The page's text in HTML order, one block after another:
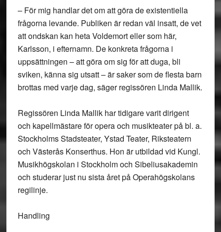
– För mig handlar det om att göra de existentiella
frågorna levande. Publiken är redan väl insatt, de vet
att ondskan kan heta Voldemort eller som här,
Karlsson, i efternamn. De konkreta frågorna i
uppsättningen – att göra om sig för att duga, bli
sviken, känna sig utsatt – är saker som de flesta barn
brottas med varje dag, säger regissören Linda Mallik.
Regissören Linda Mallik har tidigare varit dirigent
och kapellmästare för opera och musikteater på bl. a.
Stockholms Stadsteater, Ystad Teater, Riksteatern
och Västerås Konserthus. Hon är utbildad vid Kungl.
Musikhögskolan i Stockholm och Sibeliusakademin
och studerar just nu sista året på Operahögskolans
regilinje.
Handling